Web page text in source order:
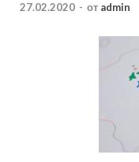
27.02.2020 - от admin